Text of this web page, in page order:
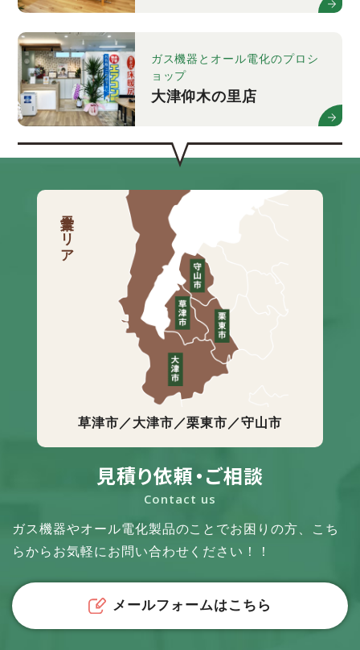
ガス機器とオール電化のプロシ
ョップ
大津仰木の里店
営業エリア
草津市／大津市／栗東市／守山市
見積り依頼・ご相談
Contact us
ガス機器やオール電化製品のことでお困りの方、
こち
らからお気軽にお問い合わせください！！
メールフォームはこちら